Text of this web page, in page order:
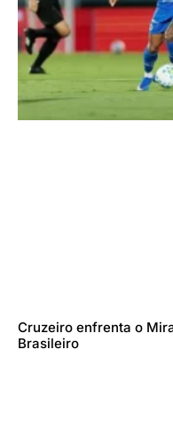
Cruzeiro enfrenta o
Brasileiro